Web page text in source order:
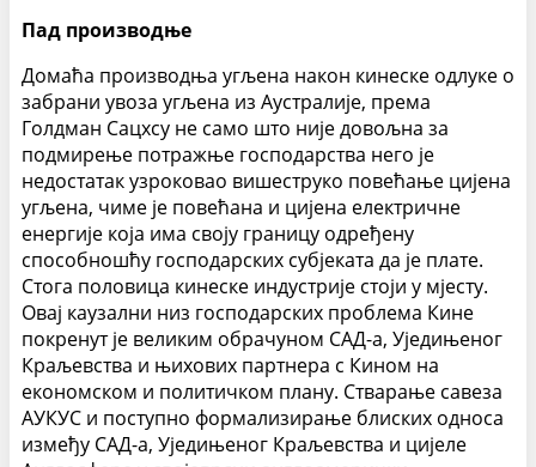
Пад производње
Домаћа производња угљена након кинеске одлуке о
забрани увоза угљена из Аустралије, према
Голдман Сацхсу не само што није довољна за
подмирење потражње господарства него је
недостатак узроковао вишеструко повећање цијена
угљена, чиме је повећана и цијена електричне
енергије која има своју границу одређену
способношћу господарских субјеката да је плате.
Стога половица кинеске индустрије стоји у мјесту.
Овај каузални низ господарских проблема Кине
покренут је великим обрачуном САД-а, Уједињеног
Краљевства и њихових партнера с Кином на
економском и политичком плану. Стварање савеза
АУКУС и поступно формализирање блиских односа
између САД-а, Уједињеног Краљевства и цијеле